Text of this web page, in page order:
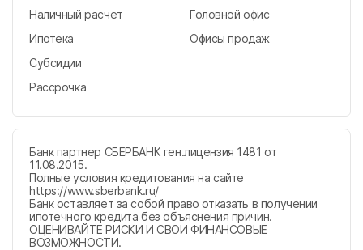
Наличный расчет
Ипотека
Субсидии
Рассрочка
Головной офис
Офисы продаж
Банк партнер СБЕРБАНК ген.лицензия 1481 от
11.08.2015.
Полные условия кредитования на сайте
https://www.sberbank.ru/
Банк оставляет за собой право отказать в получении
ипотечного кредита без объяснения причин.
ОЦЕНИВАЙТЕ РИСКИ И СВОИ ФИНАНСОВЫЕ
ВОЗМОЖНОСТИ.